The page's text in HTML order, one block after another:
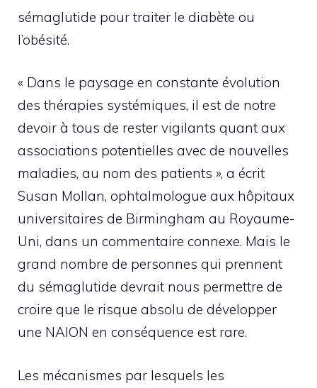
sémaglutide pour traiter le diabète ou
l’obésité.
« Dans le paysage en constante évolution
des thérapies systémiques, il est de notre
devoir à tous de rester vigilants quant aux
associations potentielles avec de nouvelles
maladies, au nom des patients », a écrit
Susan Mollan, ophtalmologue aux hôpitaux
universitaires de Birmingham au Royaume-
Uni, dans un commentaire connexe. Mais le
grand nombre de personnes qui prennent
du sémaglutide devrait nous permettre de
croire que le risque absolu de développer
une NAION en conséquence est rare.
Les mécanismes par lesquels les